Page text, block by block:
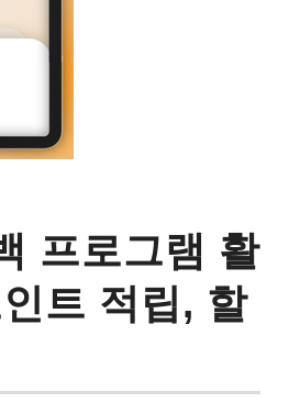
프로그램 활
트 적립, 할